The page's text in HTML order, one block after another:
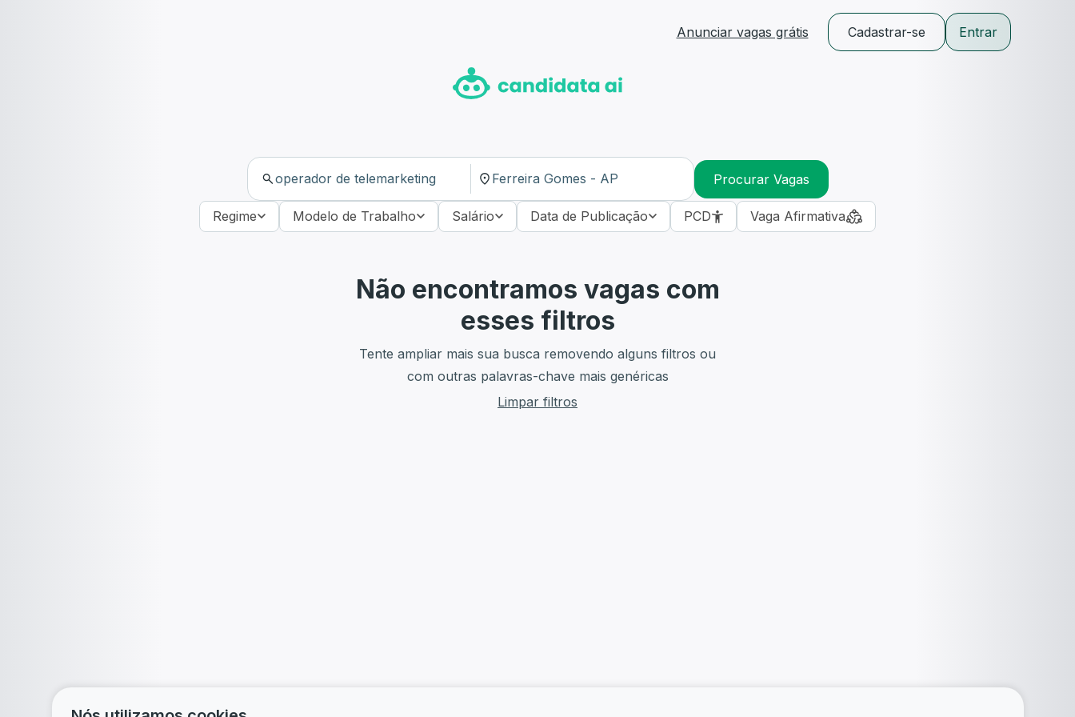
Anunciar vagas grátis Cadastrar-se Entrar
Procurar Vagas
Regime Modelo de Trabalho Salário Data de Publicação PCD Vaga Afirmativa
Não encontramos vagas com
esses filtros
Tente ampliar mais sua busca removendo alguns filtros ou
com outras palavras-chave mais genéricas
Limpar filtros